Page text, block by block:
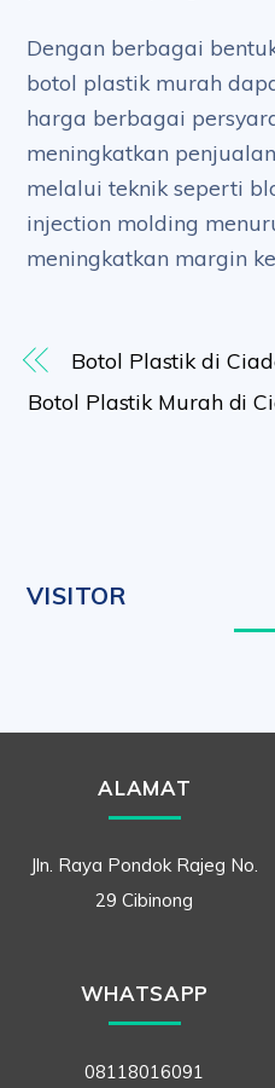
Dengan berbagai
botol plastik murah
harga berbagai
meningkatkan
melalui teknik seperti
injection molding
meningkatkan margin
Botol Plastik di
Botol Plastik Murah di
VISITOR
ALAMAT
Jln. Raya Pondok Rajeg No.
29 Cibinong
WHATSAPP
08118016091